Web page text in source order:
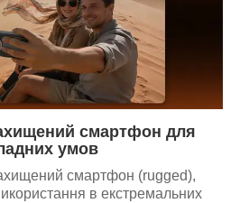
смартфон для
умов
смартфон (rugged),
в екстремальних